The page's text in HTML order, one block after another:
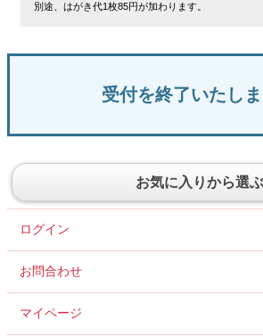
別途、はがき代1枚85円が加わります。
受付を終了いたし
お気に入りから選ぶ
ログイン
お問合わせ
マイページ